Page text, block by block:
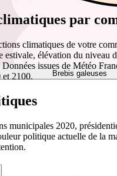
Brebis galeuses
par
climatiques de votre
estivale, élévation du niveau
Données issues de Météo
2100.
municipales 2020,
politique actuelle de la